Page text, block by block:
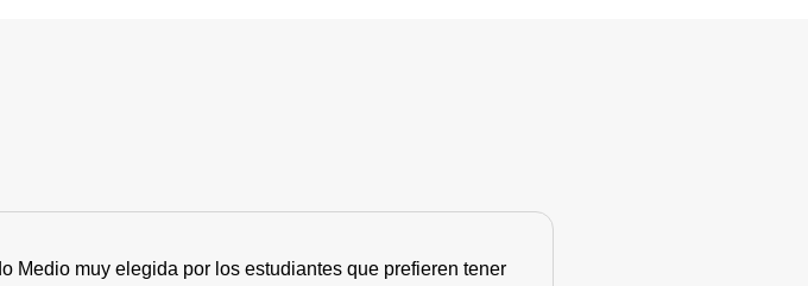
Medio muy elegida por los estudiantes que prefieren tener